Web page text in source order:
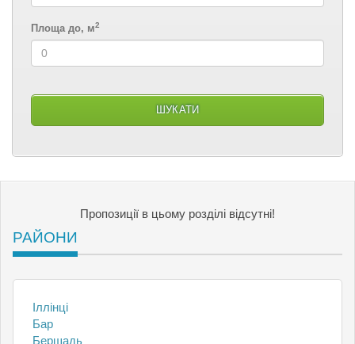
Площа до, м2
Пропозиції в цьому розділі відсутні!
РАЙОНИ
Іллінці
Бар
Бершадь